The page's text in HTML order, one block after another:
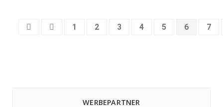
1 2 3 4 5 6 7
WERBEPARTNER